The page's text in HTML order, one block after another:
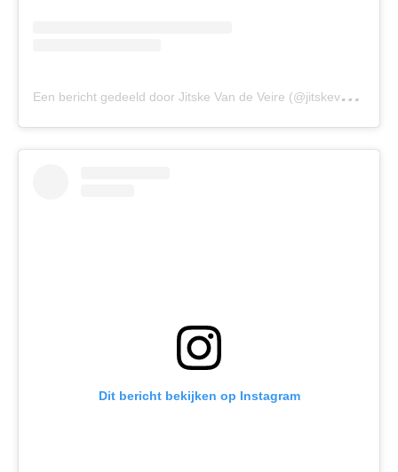
E
en bericht gedeeld door Jitske Van de Veire (@jitskevandeveire)
Dit bericht bekijken op Instagram